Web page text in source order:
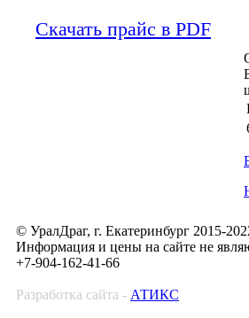
Скачать прайс в PDF
© УралДраг, г. Екатеринбург 2015-
Информация и цены на сайте не
+7-904-162-41-66
Разработка сайта - АТИКС